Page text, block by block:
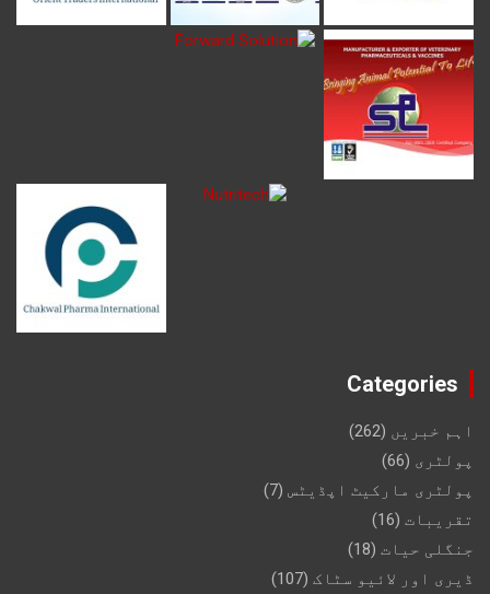
Categories
اہم خبریں (262)
پولٹری (66)
پولٹری مارکیٹ اپڈیٹس (7)
تقریبات (16)
جنگلی حیات (18)
ڈیری اور لائیو سٹاک (107)